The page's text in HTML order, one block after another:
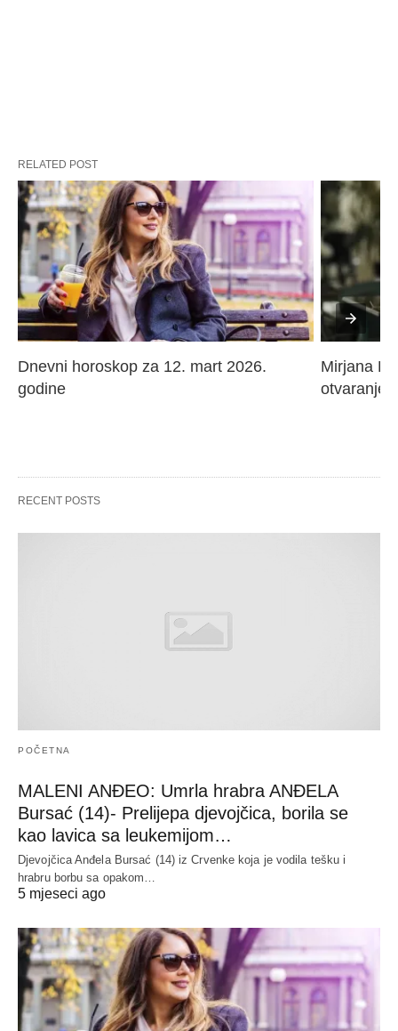
RELATED POST
Dnevni horoskop za 12. mart 2026.
godine
Mirjana
otvaranje
RECENT POSTS
POČETNA
MALENI ANĐEO: Umrla hrabra ANĐELA
Bursać (14)- Prelijepa djevojčica, borila se
kao lavica sa leukemijom…
Djevojčica Anđela Bursać (14) iz Crvenke koja je vodila tešku i
hrabru borbu sa opakom…
5 mjeseci ago